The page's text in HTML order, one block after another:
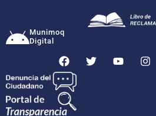
Munimoq
Digital